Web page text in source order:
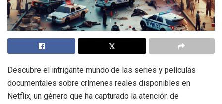
Descubre el intrigante mundo de las series y películas
documentales sobre crímenes reales disponibles en
Netflix, un género que ha capturado la atención de